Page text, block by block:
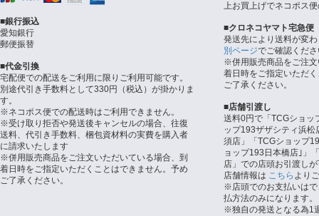
■銀行振込
愛知銀行
郵便振替
■代金引換
宅配便での配送をご利用に限りご利用可能です。
別途代引き手数料として330円（税込）が掛かりま
す。
※ネコポス便での配送時はご利用できません。
※受け取り拒否や発送後キャンセルの場合、往復
送料、代引き手数料、梱包資材料の実費を購入者
に請求いたします
※併用販売商品をご注文いただいている場合、到
着日時をご指定いただくことはできません。予め
ご了承ください。
上お買上げでネコポス
■クロネコヤマト宅急便
発送先により送料が変
別ページでご確認くだ
※併用販売商品をご注
着日時をご指定いただ
ご了承ください。
■店舗引渡し
送料0円で「TCGショッ
ップ193ザザシティ浜
須店」「TCGショップ
ョップ193日本橋店｣」
店」での店頭お引渡し
店舗情報は こちら より
※店頭でのお支払いは
払方法のみになります。
※独自の発送となる為1